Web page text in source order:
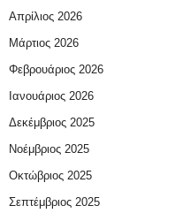
Απρίλιος 2026
Μάρτιος 2026
Φεβρουάριος 2026
Ιανουάριος 2026
Δεκέμβριος 2025
Νοέμβριος 2025
Οκτώβριος 2025
Σεπτέμβριος 2025